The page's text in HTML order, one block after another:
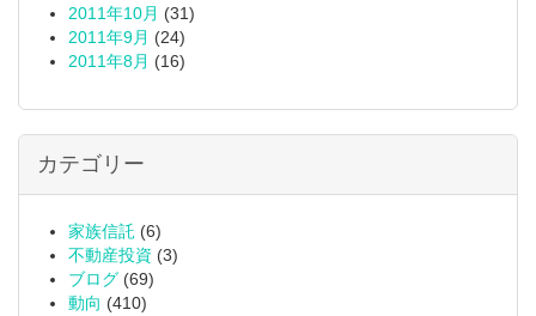
2011年10月 (31)
2011年9月 (24)
2011年8月 (16)
カテゴリー
家族信託 (6)
不動産投資 (3)
ブログ (69)
動向 (410)